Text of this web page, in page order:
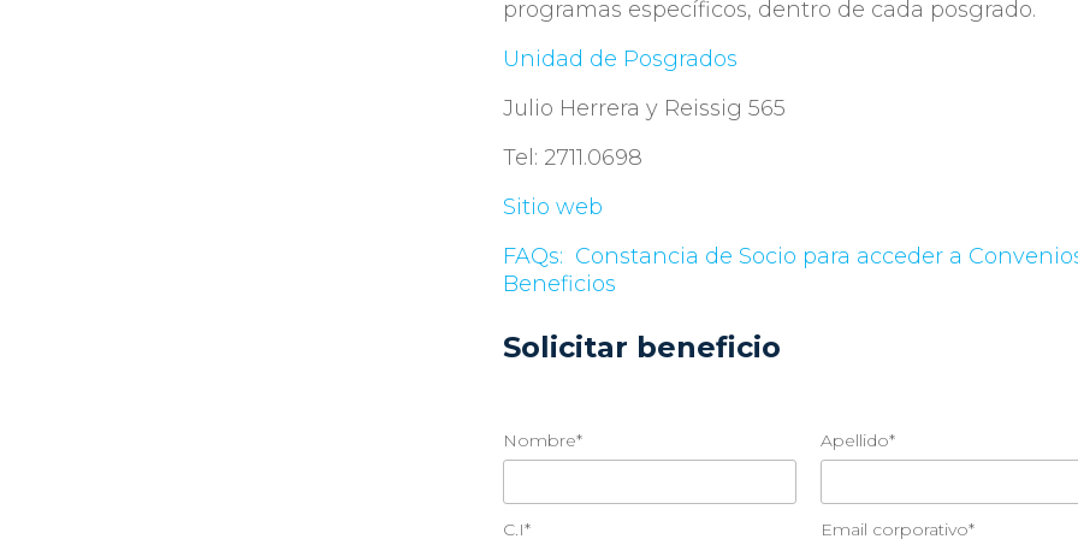
programas específicos, dentro de cada posgrado.
Unidad de Posgrados
Julio Herrera y Reissig 565
Tel: 2711.0698
Sitio web
FAQs: Constancia de Socio para acceder a
Beneficios
Solicitar beneficio
Nombre* Apellido*
C.I* Email corporativo*